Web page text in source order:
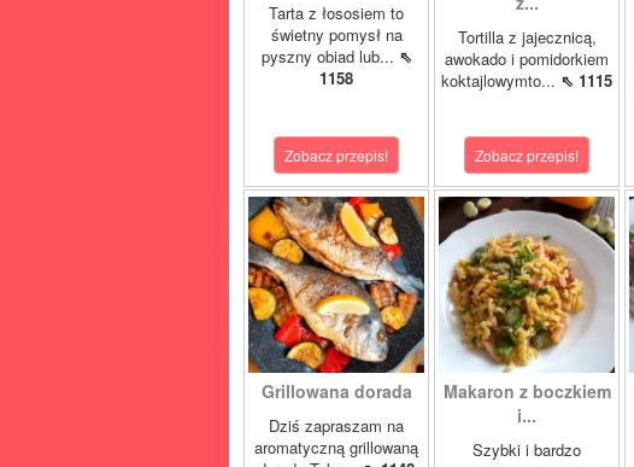
Tarta z łososiem to
świetny pomysł na
pyszny obiad lub... ⇖
1158
Zobacz przepis!
Tortilla z jajecznicą,
awokado i pomidorkiem
koktajlowymto... ⇖ 1115
Zobacz przepis!
Grillowana dorada
Dziś zapraszam na
aromatyczną grillowaną
Makaron z boczkiem
i...
Szybki i bardzo